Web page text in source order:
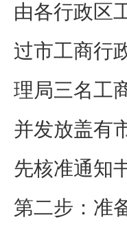
由各行政区
过市工商行
理局三名工
并发放盖有
先核准通知书
第二步：准